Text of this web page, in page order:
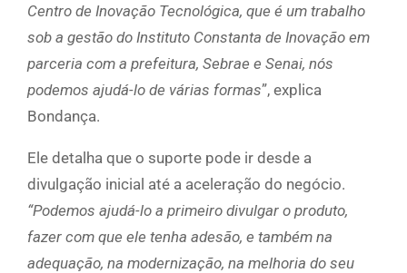
Centro de Inovação Tecnológica, que é um trabalho
sob a gestão do Instituto Constanta de Inovação em
parceria com a prefeitura, Sebrae e Senai, nós
podemos ajudá-lo de várias formas”, explica
Bondança.
Ele detalha que o suporte pode ir desde a
divulgação inicial até a aceleração do negócio.
“Podemos ajudá-lo a primeiro divulgar o produto,
fazer com que ele tenha adesão, e também na
adequação, na modernização, na melhoria do seu